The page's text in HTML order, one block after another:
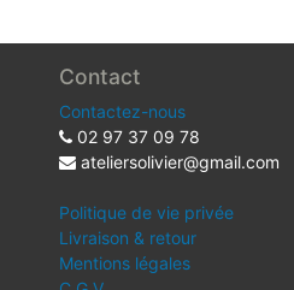
Contact
Contactez-nous
02 97 37 09 78
ateliersolivier@gmail.com
Politique de vie privée
Livraison & retour
Mentions légales